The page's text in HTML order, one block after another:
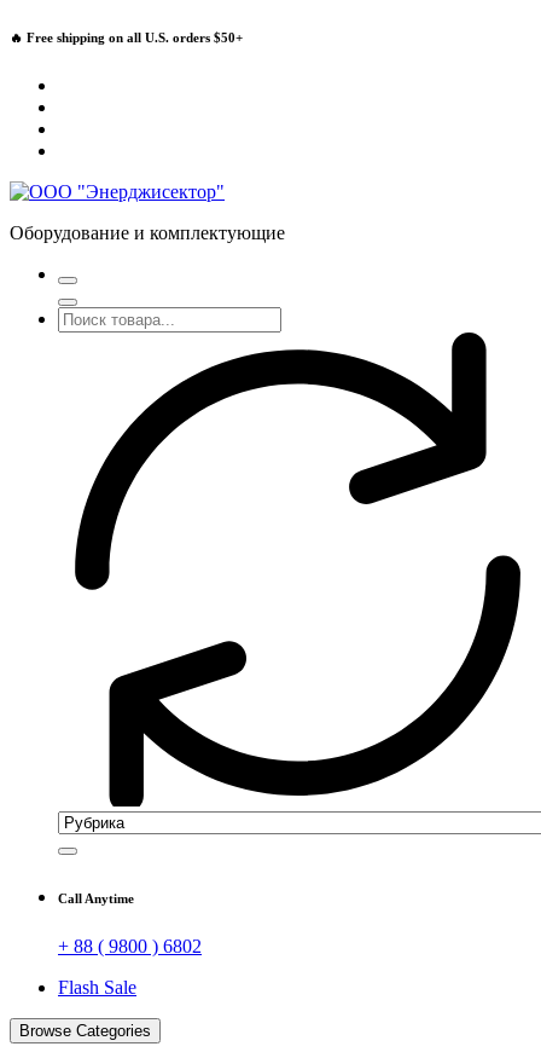
Перейти
содержимому
🔥 Free shipping on all U.S. orders $50+
Оборудование и комплектующие
Call Anytime
+ 88 ( 9800 ) 6802
Flash Sale
Browse Categories